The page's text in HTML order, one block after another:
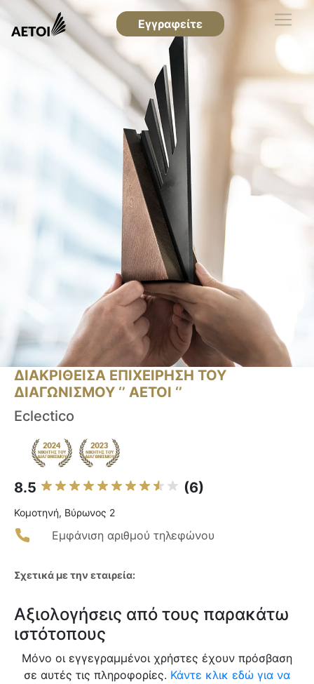
Εγγραφείτε
ΔΙΑΚΡΙΘΕΙΣΑ ΕΠΙΧΕΙΡΗΣΗ ΤΟΥ
ΔΙΑΓΩΝΙΣΜΟΥ ‘’ ΑΕΤΟΙ ‘’
Eclectico
8.5 (6)
Κομοτηνή, Βύρωνος 2
Εμφάνιση αριθμού τηλεφώνου
Σχετικά με την εταιρεία:
Αξιολογήσεις από τους παρακάτω
ιστότοπους
Μόνο οι εγγεγραμμένοι χρήστες έχουν πρόσβαση
σε αυτές τις πληροφορίες. Κάντε κλικ εδώ για να